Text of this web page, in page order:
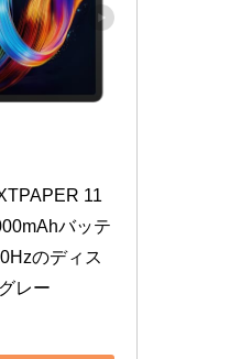
11
バッテ
のディス
レー